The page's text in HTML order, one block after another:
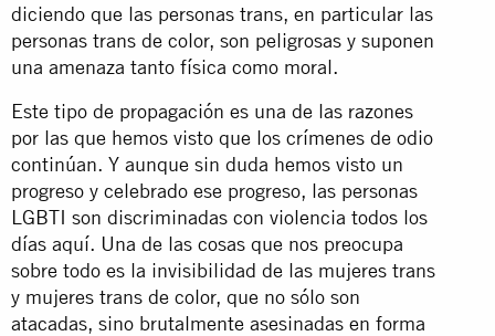
diciendo que las personas trans, en particular las
personas trans de color, son peligrosas y suponen
una amenaza tanto física como moral.
Este tipo de propagación es una de las razones
por las que hemos visto que los crímenes de odio
continúan. Y aunque sin duda hemos visto un
progreso y celebrado ese progreso, las personas
LGBTI son discriminadas con violencia todos los
días aquí. Una de las cosas que nos preocupa
sobre todo es la invisibilidad de las mujeres trans
y mujeres trans de color, que no sólo son
atacadas, sino brutalmente asesinadas en forma